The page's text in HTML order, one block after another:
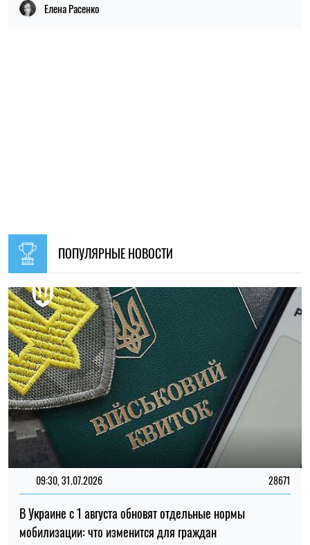
ПОПУЛЯРНЫЕ НОВОСТИ
09:30, 31.07.2026
В Украине с 1 августа обновят отдельные нормы
мобилизации: что изменится для граждан
Ирина Де Люсто